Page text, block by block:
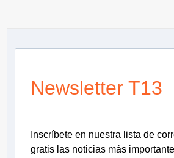
Newsletter T13
Inscríbete en nuestra lista de
gratis las noticias más